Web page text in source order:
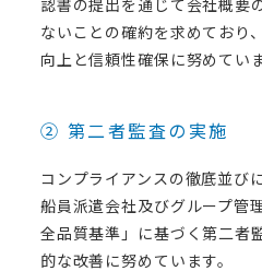
ないことの確約を求めており
向上と信頼性確保に努めていま
② 第二者監査の実施
コンプライアンスの徹底並び
船員派遣会社及びグループ管
全品質基準」に基づく第二者
的な改善に努めています。